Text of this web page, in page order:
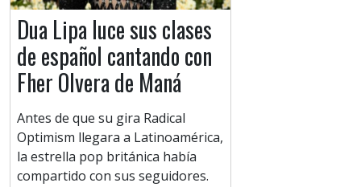
Dua Lipa luce sus clases
de español cantando con
Fher Olvera de Maná
Antes de que su gira Radical
Optimism llegara a Latinoamérica,
la estrella pop británica había
compartido con sus seguidores.